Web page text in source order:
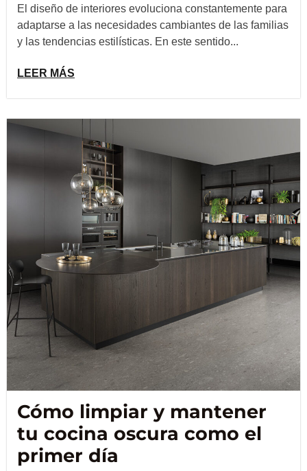
El diseño de interiores evoluciona constantemente para
adaptarse a las necesidades cambiantes de las familias
y las tendencias estilísticas. En este sentido...
LEER MÁS
Cómo limpiar y mantener
tu cocina oscura como el
primer día